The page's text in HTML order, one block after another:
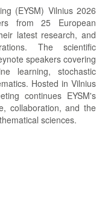
(EYSM) Vilnius 2026
from 25 European
latest research, and
The scientific
speakers covering
learning, stochastic
Hosted in Vilnius
continues EYSM's
collaboration, and the
sciences.